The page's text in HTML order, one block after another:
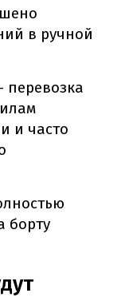
в ручной
перевозка
и часто
борту